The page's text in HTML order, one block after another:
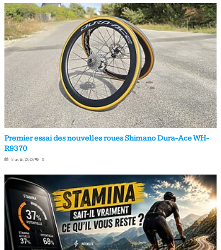
Premier essai des nouvelles roues Shimano Dura-Ace WH-
R9370
8 août 2026 0